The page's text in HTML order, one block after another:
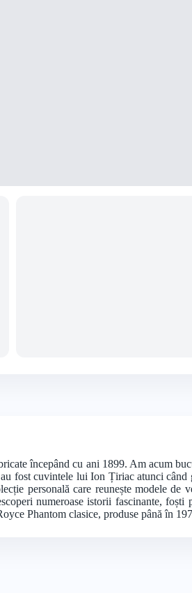
începând cu ani 1899. Am acum
fost cuvintele lui Ion Țiriac atunci
personală care reunește modele
numeroase istorii fascinante,
Phantom clasice, produse până în